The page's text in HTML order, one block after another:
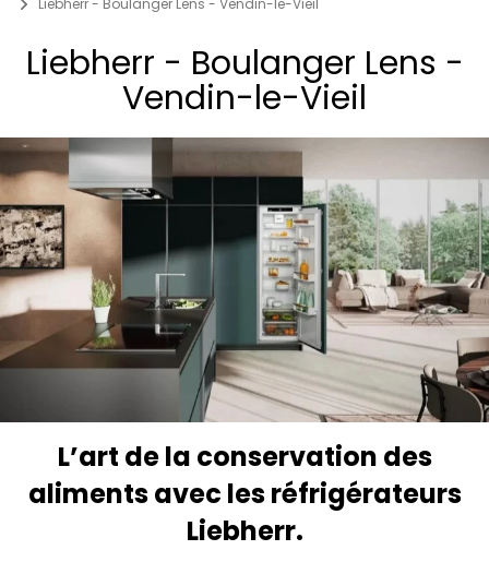
Liebherr - Boulanger Lens - Vendin-le-Vieil
Liebherr - Boulanger Lens -
Vendin-le-Vieil
L’art de la conservation des
aliments avec les réfrigérateurs
Liebherr.